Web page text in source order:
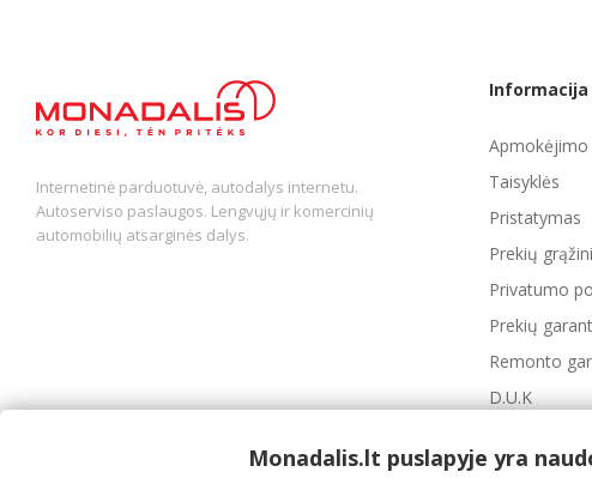
Internetinė parduotuvė, autodalys internetu.
Autoserviso paslaugos. Lengvųjų ir komercinių
automobilių atsarginės dalys.
Apmokėjimo
Taisyklės
Pristatymas
Prekių
Privatumo
Prekių
Remonto
D.U.K
Monadalis.lt puslapyje yra